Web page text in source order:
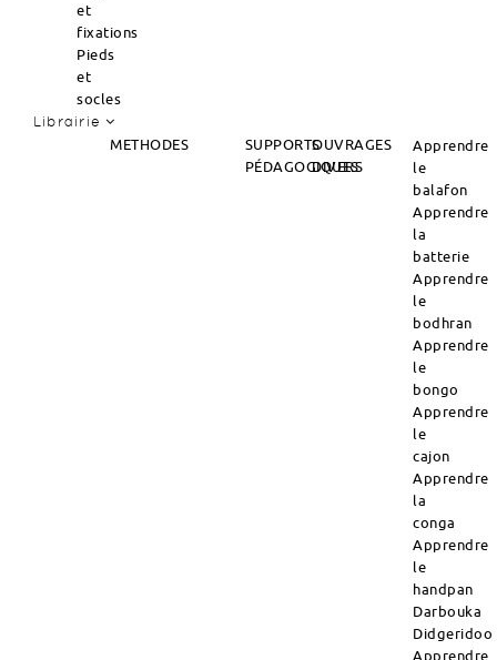
et
fixations
Pieds
et
socles
Librairie
METHODES
SUPPORTS
PÉDAGOGIQUES
OUVRAGES
DIVERS
Apprendre
le
balafon
Apprendre
la
batterie
Apprendre
le
bodhran
Apprendre
le
bongo
Apprendre
le
cajon
Apprendre
la
conga
Apprendre
le
handpan
Darbouka
Didgeridoo
Apprendre